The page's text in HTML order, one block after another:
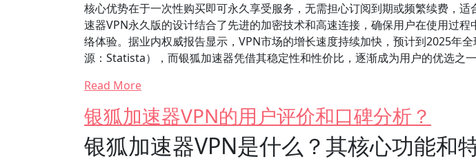
核心优势在于一次性购买即可永久享受服务，无需担心订阅到期或频繁续费，
速器VPN永久版的设计结合了先进的加密技术和高速连接，确保用户在使用过
络体验。据业内权威报告显示，VPN市场的增长速度持续加快，预计到2025年
源：Statista），而银狐加速器凭借其稳定性和性价比，逐渐成为用户的优选之一
Read More
银狐加速器VPN的用户评价和口碑分析？
银狐加速器VPN是什么？其核心功能和